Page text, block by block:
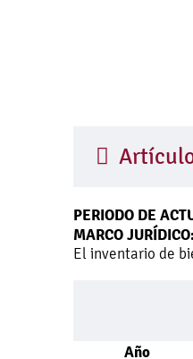
PERIODO DE
MARCO JURÍDICO:
El inventario de
Año